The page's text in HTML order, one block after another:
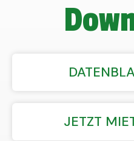
JETZT